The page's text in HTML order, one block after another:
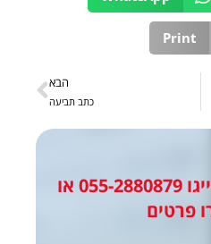
Print
הבא
כתב תביעה
055-2880879או
פרטים